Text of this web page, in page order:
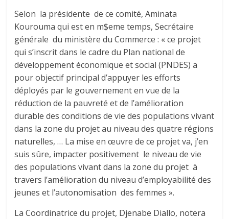
Selon la présidente de ce comité, Aminata
Kourouma qui est en m$eme temps, Secrétaire
générale du ministère du Commerce : « ce projet
qui s’inscrit dans le cadre du Plan national de
développement économique et social (PNDES) a
pour objectif principal d’appuyer les efforts
déployés par le gouvernement en vue de la
réduction de la pauvreté et de l’amélioration
durable des conditions de vie des populations vivant
dans la zone du projet au niveau des quatre régions
naturelles, … La mise en œuvre de ce projet va, j’en
suis sûre, impacter positivement le niveau de vie
des populations vivant dans la zone du projet à
travers l’amélioration du niveau d’employabilité des
jeunes et l’autonomisation des femmes ».
La Coordinatrice du projet, Djenabe Diallo, notera